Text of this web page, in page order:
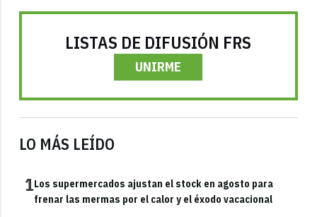
LISTAS DE DIFUSIÓN FRS
UNIRME
LO MÁS LEÍDO
1Los supermercados ajustan el stock en agosto para
frenar las mermas por el calor y el éxodo vacacional